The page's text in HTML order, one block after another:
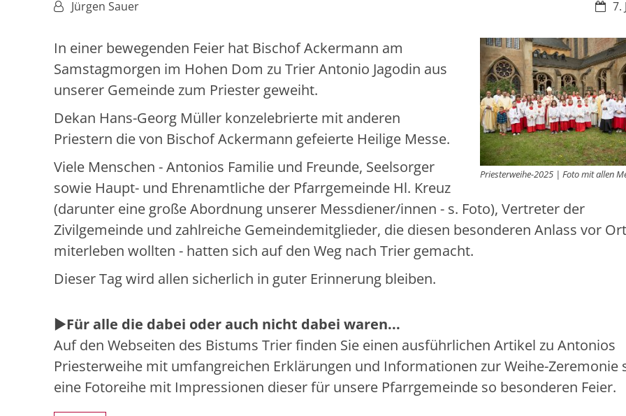
7.
Von:Jürgen Sauer
Priesterweihe-2025 | Foto mit allen
In einer bewegenden Feier hat Bischof Ackermann am
Samstagmorgen im Hohen Dom zu Trier Antonio Jagodin aus
unserer Gemeinde zum Priester geweiht.
Dekan Hans-Georg Müller konzelebrierte mit anderen
Priestern die von Bischof Ackermann gefeierte Heilige Messe.
Viele Menschen - Antonios Familie und Freunde, Seelsorger
sowie Haupt- und Ehrenamtliche der Pfarrgemeinde Hl. Kreuz
(darunter eine große Abordnung unserer Messdiener/innen - s. Foto), Vertreter der
Zivilgemeinde und zahlreiche Gemeindemitglieder, die diesen besonderen Anlass vor Ort
miterleben wollten - hatten sich auf den Weg nach Trier gemacht.
Dieser Tag wird allen sicherlich in guter Erinnerung bleiben.
▶️Für alle die dabei oder auch nicht dabei waren...
Auf den Webseiten des Bistums Trier finden Sie einen ausführlichen Artikel zu Antonios
Priesterweihe mit umfangreichen Erklärungen und Informationen zur Weihe-Zeremonie
eine Fotoreihe mit Impressionen dieser für unsere Pfarrgemeinde so besonderen Feier.